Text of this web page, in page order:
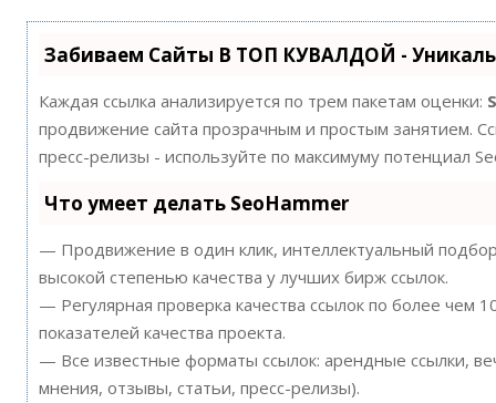
Забиваем Сайты В ТОП КУВАЛДОЙ -
Каждая ссылка анализируется по трем пакетам оценки:
продвижение сайта прозрачным и простым занятием.
пресс-релизы - используйте по максимуму потенциал
Что умеет делать SeoHammer
— Продвижение в один клик, интеллектуальный
высокой степенью качества у лучших бирж ссылок.
— Регулярная проверка качества ссылок по более чем
показателей качества проекта.
— Все известные форматы ссылок: арендные ссылки,
мнения, отзывы, статьи, пресс-релизы).